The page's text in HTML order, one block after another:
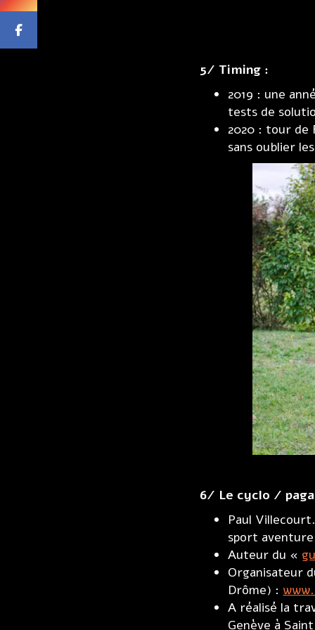
5/ Timing :
2019 : une
tests de
2020 : tour de
sans oublier
6/ Le cyclo /
Paul
sport
Auteur du «
Organisateur
Drôme) :
A réalisé la
Genève à